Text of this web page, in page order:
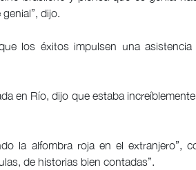
dijo.
los éxitos impulsen una
en Río, dijo que estaba
la alfombra roja en el extranjero”,
de historias bien contadas”.